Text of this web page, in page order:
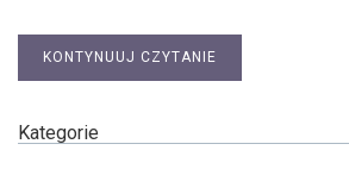
KONTYNUUJ CZYTANIE
Kategorie